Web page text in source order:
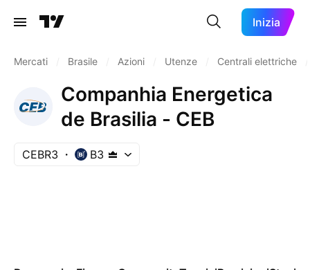
Inizia
Mercati Brasile Azioni Utenze Centrali elettriche
Companhia Energetica
de Brasilia - CEB
CEBR3 B3